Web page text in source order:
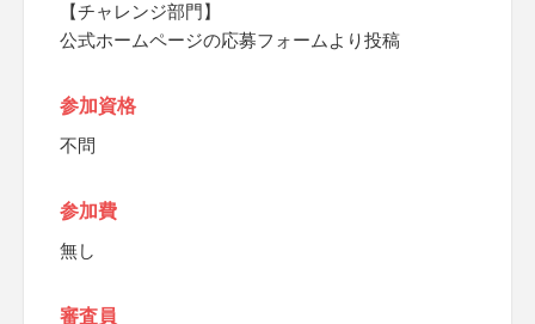
【チャレンジ部門】
公式ホームページの応募フォームより投稿
参加資格
不問
参加費
無し
審査員